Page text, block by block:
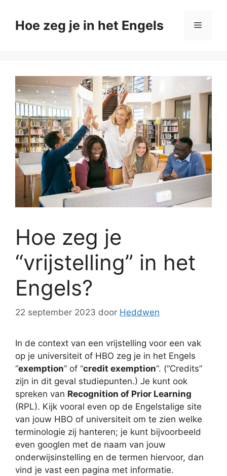
naarHoe zeg je in het Engels Menu
Hoe zeg je
“vrijstelling” in het
Engels?
22 september 2023 door Heddwen
In de context van een vrijstelling voor een vak
op je universiteit of HBO zeg je in het Engels
“exemption” of “credit exemption“. (“Credits”
zijn in dit geval studiepunten.) Je kunt ook
spreken van Recognition of Prior Learning
(RPL). Kijk vooral even op de Engelstalige site
van jouw HBO of universiteit om te zien welke
terminologie zij hanteren; je kunt bijvoorbeeld
even googlen met de naam van jouw
onderwijsinstelling en de termen hiervoor, dan
vind je vast een pagina met informatie.